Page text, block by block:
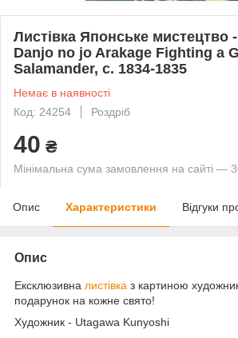
Листівка Японське мистецтво
Danjo no jo Arakage Fighting a
Salamander, c. 1834-1835
Немає в наявності
Код: 24254
Роздріб
40 ₴
Мінімальна сума замовлення на сайті —
Опис Характеристики Відгуки
Опис
Ексклюзивна листівка з картиною
подарунок на кожне свято!
Художник - Utagawa Kunyoshi